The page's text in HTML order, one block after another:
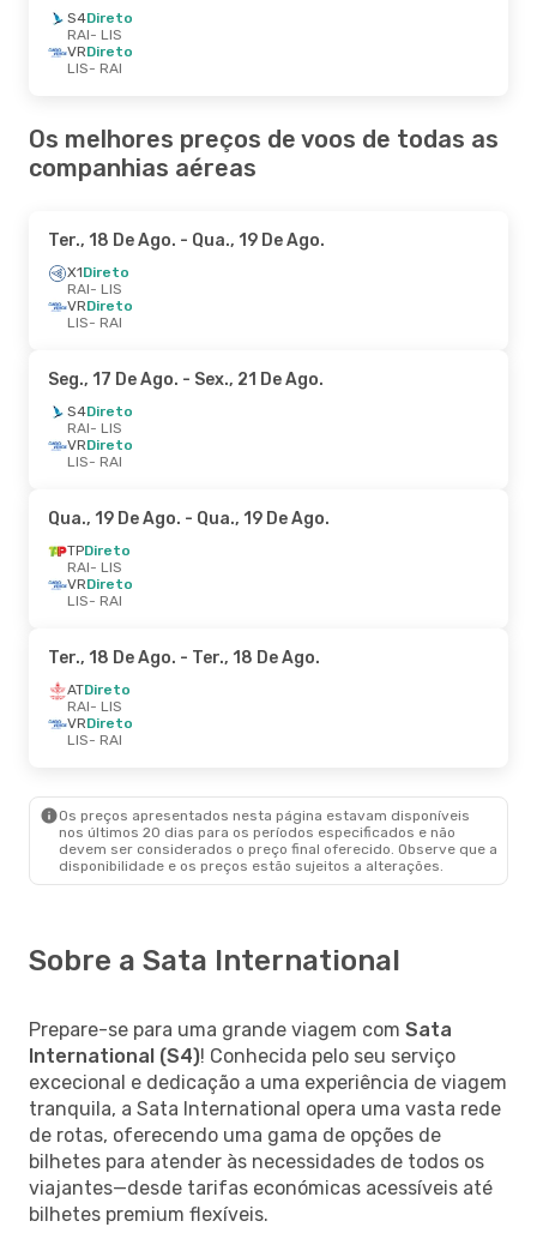
S4Direto
RAI- LIS
VRDireto
LIS- RAI
Os melhores preços de voos de todas as
companhias aéreas
Ter., 18 De Ago. - Qua., 19 De Ago.
X1Direto
RAI- LIS
VRDireto
LIS- RAI
Seg., 17 De Ago. - Sex., 21 De Ago.
S4Direto
RAI- LIS
VRDireto
LIS- RAI
Qua., 19 De Ago. - Qua., 19 De Ago.
TPDireto
RAI- LIS
VRDireto
LIS- RAI
Ter., 18 De Ago. - Ter., 18 De Ago.
ATDireto
RAI- LIS
VRDireto
LIS- RAI
Os preços apresentados nesta página estavam disponíveis
nos últimos 20 dias para os períodos especificados e não
devem ser considerados o preço final oferecido. Observe que a
disponibilidade e os preços estão sujeitos a alterações.
Sobre a Sata International
Prepare-se para uma grande viagem com Sata
International (S4)! Conhecida pelo seu serviço
excecional e dedicação a uma experiência de viagem
tranquila, a Sata International opera uma vasta rede
de rotas, oferecendo uma gama de opções de
bilhetes para atender às necessidades de todos os
viajantes—desde tarifas económicas acessíveis até
bilhetes premium flexíveis.